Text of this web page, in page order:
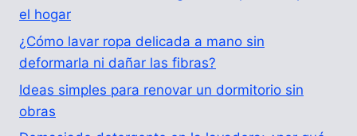
el hogar
¿Cómo lavar ropa delicada a mano sin
deformarla ni dañar las fibras?
Ideas simples para renovar un dormitorio sin
obras